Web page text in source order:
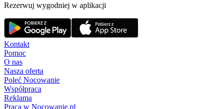
Rezerwuj wygodniej w aplikacji
Kontakt
Pomoc
O nas
Nasza oferta
Poleć Nocowanie
Współpraca
Reklama
Praca w Nocowanie.pl